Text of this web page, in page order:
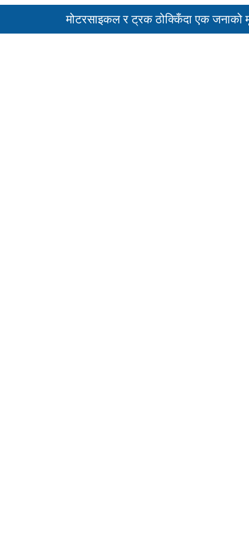
मोटरसाइकल र ट्रक ठोक्किँदा एक जनाको मृत्युु